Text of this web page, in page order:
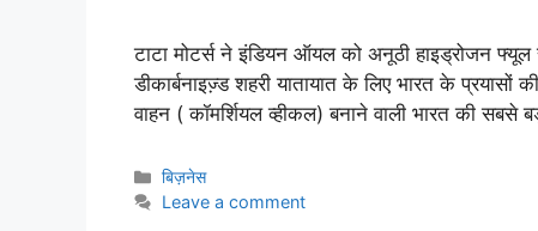
टाटा मोटर्स ने इंडियन ऑयल को अनूठी हाइड्रोजन फ्यूल
डीकार्बनाइज्‍़ड शहरी यातायात के लिए भारत के
वाहन ( कॉमर्शियल व्‍हीकल) बनाने वाली भारत की सबसे
बिज़नेस
Leave a comment